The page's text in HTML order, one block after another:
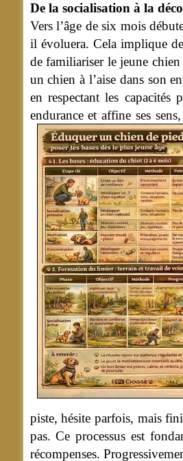
De la socialisation à la
Vers l’âge de six mois
il évoluera. Cela implique
de familiariser le jeune
un chien à l’aise dans son
en respectant les
endurance et affine ses
piste, hésite parfois, mais
pas. Ce processus est
récompenses.